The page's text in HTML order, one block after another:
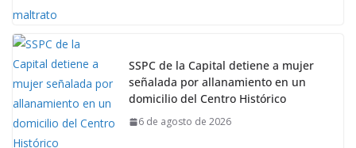
SSPC de la Capital detiene a mujer
señalada por allanamiento en un
domicilio del Centro Histórico
6 de agosto de 2026